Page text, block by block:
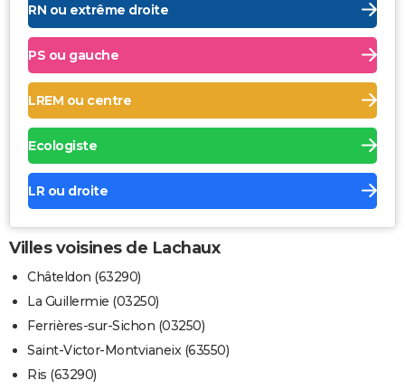
RN ou extrême droite
PS ou gauche
LREM ou centre
Ecologiste
LR ou droite
Villes voisines de Lachaux
Châteldon (63290)
La Guillermie (03250)
Ferrières-sur-Sichon (03250)
Saint-Victor-Montvianeix (63550)
Ris (63290)